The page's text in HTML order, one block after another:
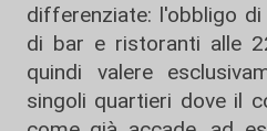
differenziate: l'obbligo
di bar e ristoranti alle
quindi valere
singoli quartieri dove il